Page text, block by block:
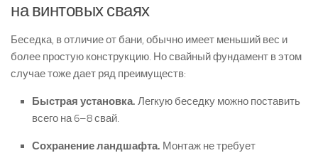
на винтовых сваях
Беседка, в отличие от бани, обычно имеет меньший вес и
более простую конструкцию. Но свайный фундамент в этом
случае тоже дает ряд преимуществ:
Быстрая установка. Легкую беседку можно поставить
всего на 6–8 свай.
Сохранение ландшафта. Монтаж не требует